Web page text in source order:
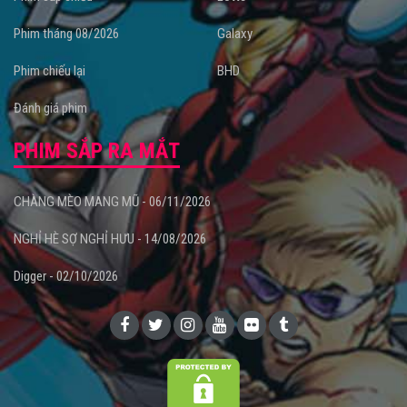
Phim tháng 08/2026
Phim chiếu lại
Đánh giá phim
Galaxy
BHD
PHIM SẮP RA MẮT
CHÀNG MÈO MANG MŨ - 06/11/2026
NGHỈ HÈ SỢ NGHỈ HƯU - 14/08/2026
Digger - 02/10/2026